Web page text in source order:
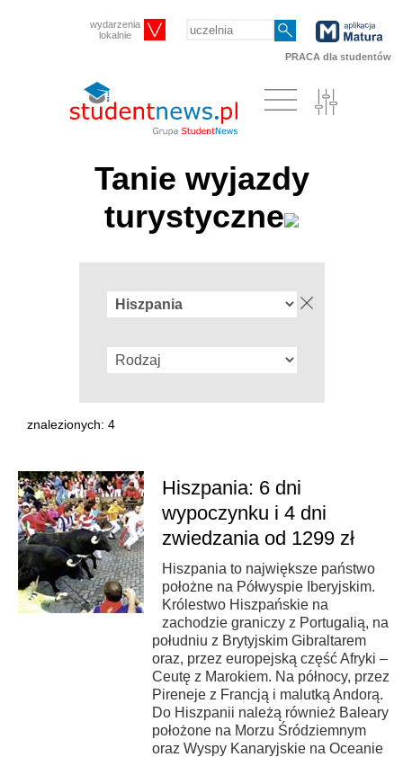
wydarzenia
lokalnie
PRACA dla studentów
Tanie wyjazdy
turystyczne
znalezionych: 4
Hiszpania: 6 dni
wypoczynku i 4 dni
zwiedzania od 1299 zł
Hiszpania to największe państwo
położne na Półwyspie Iberyjskim.
Królestwo Hiszpańskie na
zachodzie graniczy z Portugalią, na
południu z Brytyjskim Gibraltarem
oraz, przez europejską część Afryki –
Ceutę z Marokiem. Na północy, przez
Pireneje z Francją i malutką Andorą.
Do Hiszpanii należą również Baleary
położone na Morzu Śródziemnym
oraz Wyspy Kanaryjskie na Oceanie